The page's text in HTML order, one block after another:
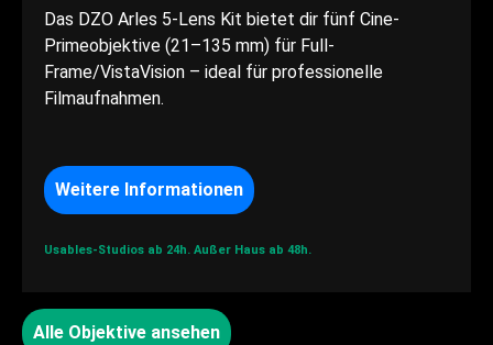
Das DZO Arles 5-Lens Kit bietet dir fünf Cine-
Primeobjektive (21–135 mm) für Full-
Frame/VistaVision – ideal für professionelle
Filmaufnahmen.
Weitere Informationen
Usables-Studios ab 24h. Außer Haus ab 48h.
Alle Objektive ansehen